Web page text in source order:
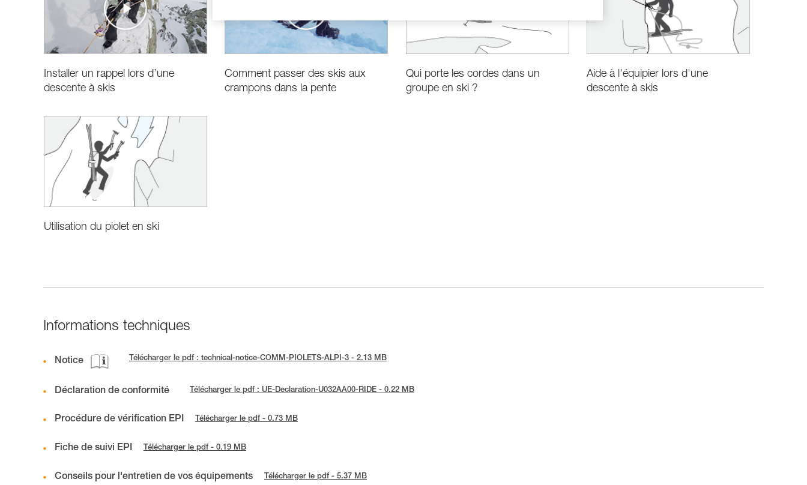
Installer un rappel lors d’une
descente à skis
Comment passer des skis aux
crampons dans la pente
Qui porte les cordes dans un
groupe en ski ?
Aide à l'équipier lors d'une
descente à skis
Utilisation du piolet en ski
Informations techniques
Notice Télécharger le pdf : technical-notice-COMM-PIOLETS-ALPI-3 - 2.13 MB
Déclaration de conformité Télécharger le pdf : UE-Declaration-U032AA00-RIDE - 0.22 MB
Procédure de vérification EPI Télécharger le pdf - 0.73 MB
Fiche de suivi EPI Télécharger le pdf - 0.19 MB
Conseils pour l'entretien de vos équipements Télécharger le pdf - 5.37 MB